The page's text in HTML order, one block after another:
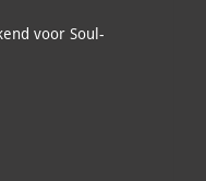
voor Soul-